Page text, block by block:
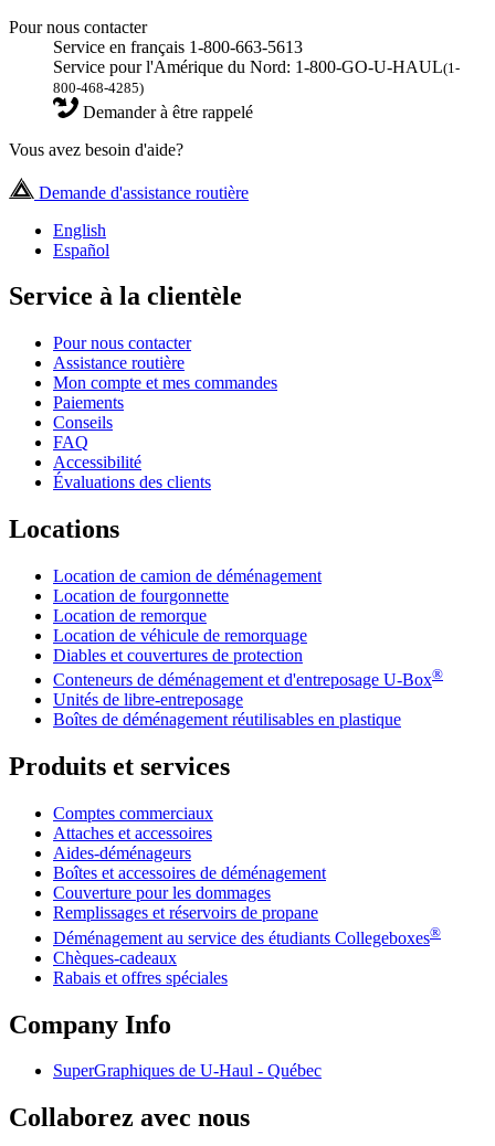
Pour nous contacter
Service en français 1-800-663-5613
Service pour l'Amérique du Nord: 1-800-GO-U-HAUL(1-
800-468-4285)
Demander à être rappelé
Vous avez besoin d'aide?
Demande d'assistance routière
English
Español
Service à la clientèle
Pour nous contacter
Assistance routière
Mon compte et mes commandes
Paiements
Conseils
FAQ
Accessibilité
Évaluations des clients
Locations
Location de camion de déménagement
Location de fourgonnette
Location de remorque
Location de véhicule de remorquage
Diables et couvertures de protection
Conteneurs de déménagement et d'entreposage U-Box®
Unités de libre-entreposage
Boîtes de déménagement réutilisables en plastique
Produits et services
Comptes commerciaux
Attaches et accessoires
Aides-déménageurs
Boîtes et accessoires de déménagement
Couverture pour les dommages
Remplissages et réservoirs de propane
Déménagement au service des étudiants Collegeboxes®
Chèques-cadeaux
Rabais et offres spéciales
Company Info
SuperGraphiques de U-Haul - Québec
Collaborez avec nous